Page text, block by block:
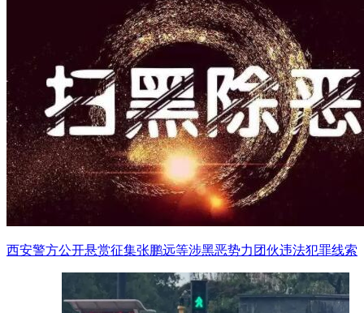
西安警方公开悬赏征集张鹏远等涉黑恶势力团伙违法犯罪线索